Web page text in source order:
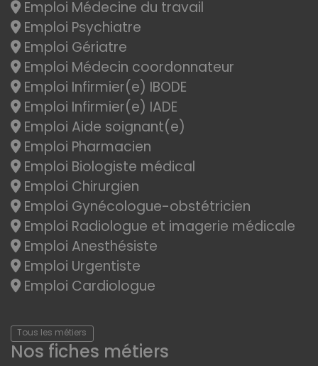
Emploi Médecine du travail
Emploi Psychiatre
Emploi Gériatre
Emploi Médecin coordonnateur
Emploi Infirmier(e) IBODE
Emploi Infirmier(e) IADE
Emploi Aide soignant(e)
Emploi Pharmacien
Emploi Biologiste médical
Emploi Chirurgien
Emploi Gynécologue-obstétricien
Emploi Radiologue et imagerie médicale
Emploi Anesthésiste
Emploi Urgentiste
Emploi Cardiologue
Tous les métiers
Nos fiches métiers